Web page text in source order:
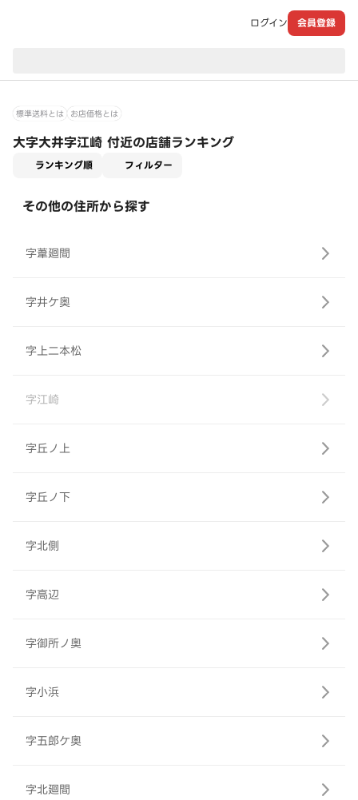
ログイン 会員登録
標準送料とは お店価格とは
大字大井字江崎 付近の店舗ランキング
ランキング順 フィルター
その他の住所から探す
字葦廻間
字井ケ奥
字上二本松
字江崎
字丘ノ上
字丘ノ下
字北側
字高辺
字御所ノ奥
字小浜
字五郎ケ奥
字北廻間